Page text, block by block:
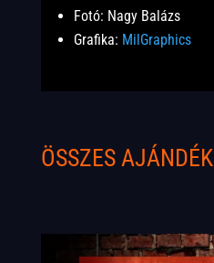
Fotó: Nagy Balázs
Grafika: MilGraphics
ÖSSZES AJÁNDÉK